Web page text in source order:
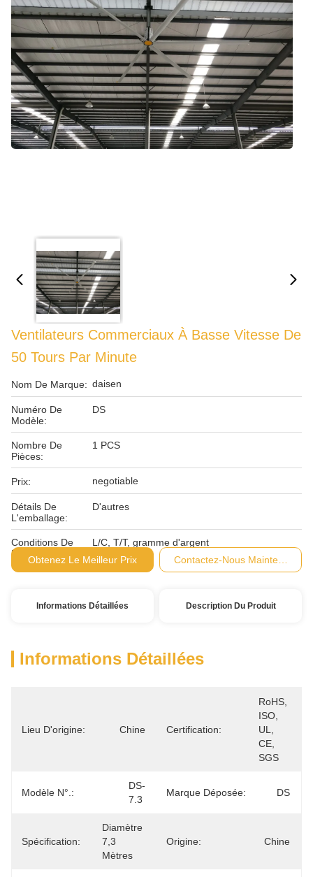
Ventilateurs Commerciaux À Basse Vitesse De
50 Tours Par Minute
Nom De Marque: daisen
Numéro De
Modèle:
DS
Nombre De
Pièces:
1 PCS
Prix: negotiable
Détails De
L'emballage:
D'autres
Conditions De
Paiement:
L/C, T/T, gramme d'argent
Obtenez Le Meilleur Prix
Contactez-Nous Maintenant
Informations Détaillées Description Du Produit
Informations Détaillées
Lieu D'origine: Chine Certification:
RoHS,
ISO,
UL,
CE,
SGS
Modèle N°.:
DS-
7.3
Marque Déposée: DS
Spécification:
Diamètre
7,3
Mètres
Origine: Chine